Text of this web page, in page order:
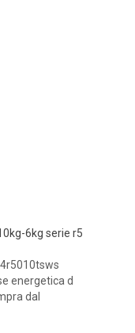
6kg serie r5
energetica d
dal